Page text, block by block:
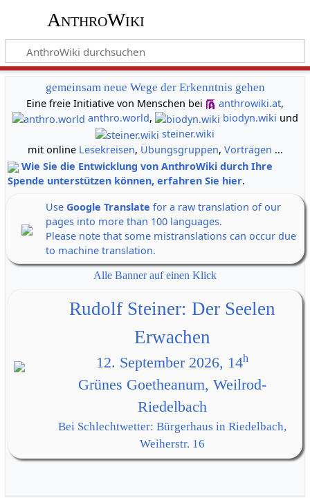
AnthroWiki
gemeinsam neue Wege der Erkenntnis gehen
Eine freie Initiative von Menschen bei
anthrowiki.at,
anthro.world, biodyn.wiki und
steiner.wiki
mit online Lesekreisen, Übungsgruppen, Vorträgen ...
Wie Sie die Entwicklung von AnthroWiki durch Ihre
Spende unterstützen können, erfahren Sie hier.
Use Google Translate for a raw translation of our
pages into more than 100 languages.
Please note that some mistranslations can occur due
to machine translation.
Alle Banner auf einen Klick
Rudolf Steiner: Der Seelen
Erwachen
12. September 2026, 14h
Grünes Goetheanum, Weilrod-
Riedelbach
Bei Schlechtwetter: Bürgerhaus in Riedelbach,
Weiherstr. 16